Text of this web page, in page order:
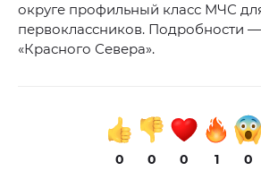
округе профильный класс МЧС
первоклассников. Подробности —
«Красного Севера».
0 0 0 1 0